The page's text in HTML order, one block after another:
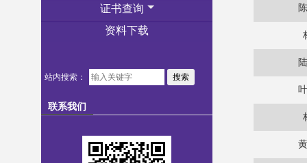
证书查询
资料下载
站内搜索： 搜索
联系我们